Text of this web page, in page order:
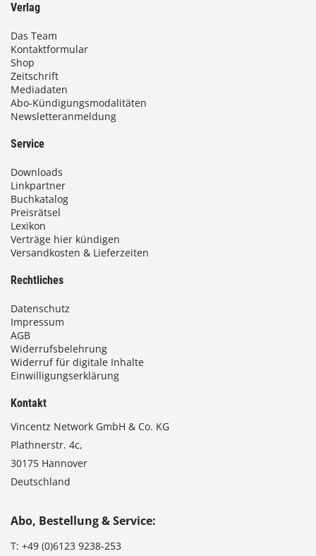
Verlag
Das Team
Kontaktformular
Shop
Zeitschrift
Mediadaten
Abo-Kündigungsmodalitäten
Newsletteranmeldung
Service
Downloads
Linkpartner
Buchkatalog
Preisrätsel
Lexikon
Verträge hier kündigen
Versandkosten & Lieferzeiten
Rechtliches
Datenschutz
Impressum
AGB
Widerrufsbelehrung
Widerruf für digitale Inhalte
Einwilligungserklärung
Kontakt
Vincentz Network GmbH & Co. KG
Plathnerstr. 4c,
30175 Hannover
Deutschland
Abo, Bestellung & Service:
T: +49 (0)6123 9238-253